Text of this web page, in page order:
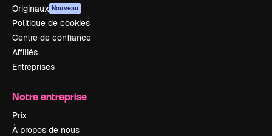
Originaux Nouveau
Politique de cookies
Centre de confiance
Affiliés
Entreprises
Notre entreprise
Prix
À propos de nous